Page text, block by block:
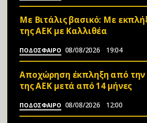
Mε Βιτάλις βασικό: Με
της ΑΕΚ με Καλλιθέα
ΠΟΔΟΣΦΑΙΡΟ 08/08/2026 19:04
Αποχώρηση έκπληξη από την
της ΑΕΚ μετά από 14 μήνες
ΠΟΔΟΣΦΑΙΡΟ 08/08/2026 12:00